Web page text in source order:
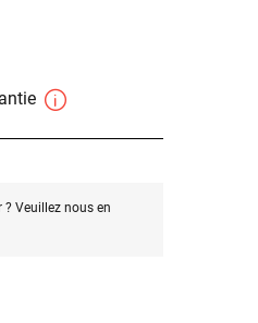
? Veuillez nous en